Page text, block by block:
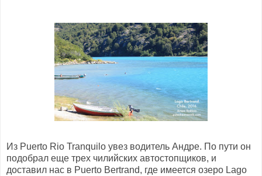
Из Puerto Rio Tranquilo увез водитель Андре. По пути он
подобрал еще трех чилийских автостопщиков, и
доставил нас в Puerto Bertrand, где имеется озеро Lago